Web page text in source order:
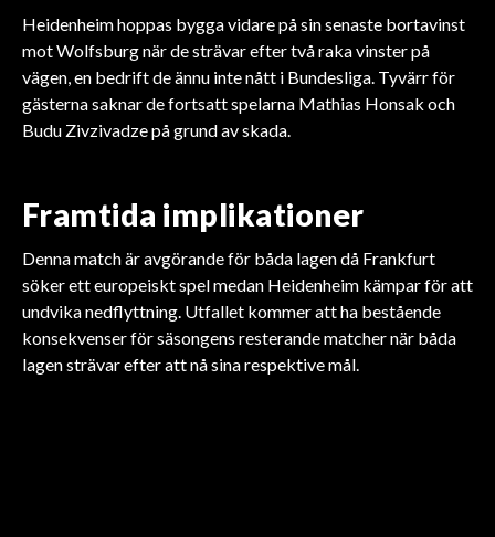
Heidenheim hoppas bygga vidare på sin senaste bortavinst
mot Wolfsburg när de strävar efter två raka vinster på
vägen, en bedrift de ännu inte nått i Bundesliga. Tyvärr för
gästerna saknar de fortsatt spelarna Mathias Honsak och
Budu Zivzivadze på grund av skada.
Framtida implikationer
Denna match är avgörande för båda lagen då Frankfurt
söker ett europeiskt spel medan Heidenheim kämpar för att
undvika nedflyttning. Utfallet kommer att ha bestående
konsekvenser för säsongens resterande matcher när båda
lagen strävar efter att nå sina respektive mål.
BUNDESLIGA
BUNDESLIGA